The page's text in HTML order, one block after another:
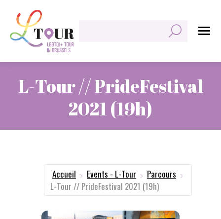
L-Tour // PrideFestival
2021 (19h)
Accueil Events - L-Tour
Parcours
L-Tour // PrideFestival 2021 (19h)